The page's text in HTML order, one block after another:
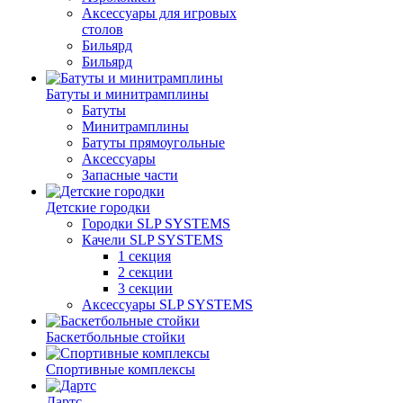
Аксессуары для игровых
столов
Бильяpд
Бильяpд
Батуты и минитрамплины
Батуты
Минитрамплины
Батуты прямоугольные
Аксессуары
Запасные части
Детские городки
Городки SLP SYSTEMS
Качели SLP SYSTEMS
1 секция
2 секции
3 секции
Аксессуары SLP SYSTEMS
Баскетбольные стойки
Спортивные комплексы